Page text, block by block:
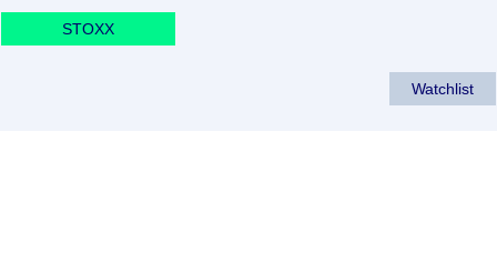
STOXX
Watchlist